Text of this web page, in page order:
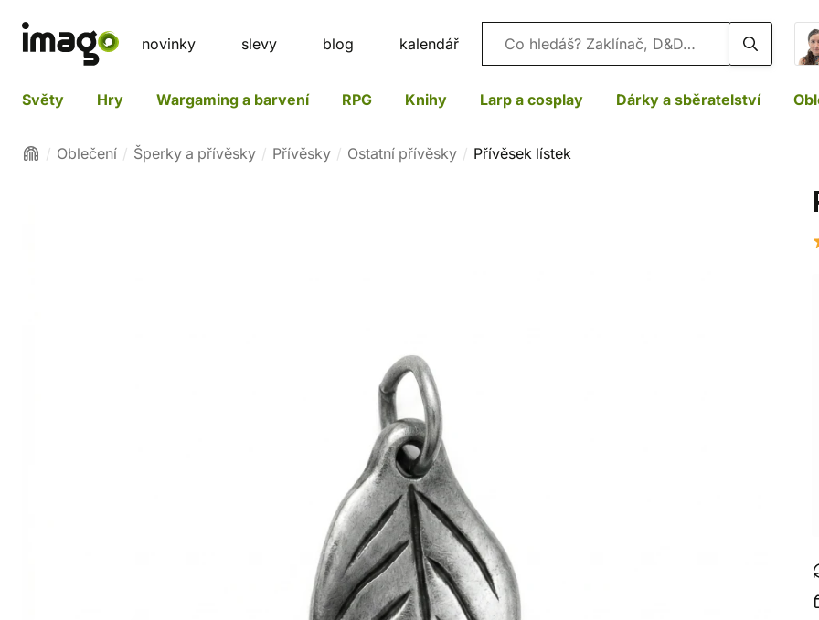
novinky slevy blog kalendář Vyhledávání
Světy Hry Wargaming a barvení RPG Knihy Larp a cosplay Dárky a sběratelství
Oblečení Šperky a přívěsky Přívěsky Ostatní přívěsky Přívěsek lístek